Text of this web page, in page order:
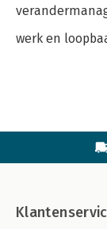
werk en